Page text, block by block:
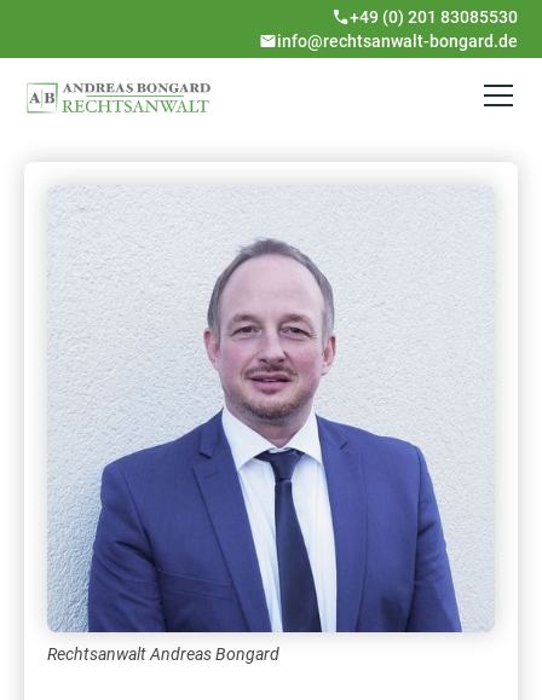
+49 (0) 201 83085530
info@rechtsanwalt-bongard.de
Rechtsanwalt Andreas Bongard